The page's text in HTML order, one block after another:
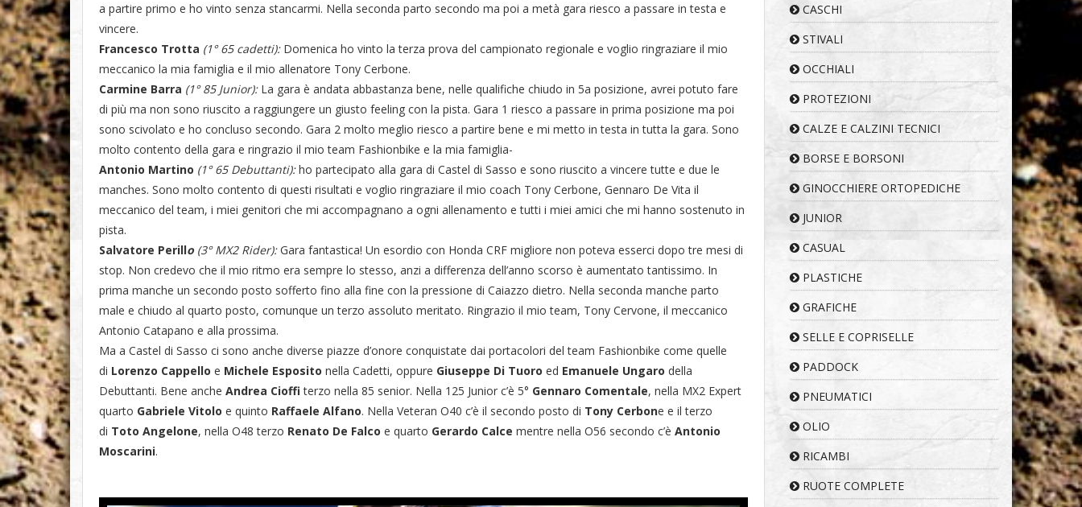
a partire primo e ho vinto senza stancarmi. Nella seconda parto secondo ma poi a metà gara riesco a passare in testa e
vincere.
Francesco Trotta (1° 65 cadetti):Domenica ho vinto la terza prova del campionato regionale e voglio ringraziare il mio
meccanico la mia famiglia e il mio allenatore Tony Cerbone.
Carmine Barra (1° 85 Junior):La gara è andata abbastanza bene, nelle qualifiche chiudo in 5a posizione, avrei potuto fare
di più ma non sono riuscito a raggiungere un giusto feeling con la pista. Gara 1 riesco a passare in prima posizione ma poi
sono scivolato e ho concluso secondo. Gara 2 molto meglio riesco a partire bene e mi metto in testa in tutta la gara. Sono
molto contento della gara e ringrazio il mio team Fashionbike e la mia famiglia-
Antonio Martino (1° 65 Debuttanti):ho partecipato alla gara di Castel di Sasso e sono riuscito a vincere tutte e due le
manches. Sono molto contento di questi risultati e voglio ringraziare il mio coach Tony Cerbone, Gennaro De Vita il
meccanico del team, i miei genitori che mi accompagnano a ogni allenamento e tutti i miei amici che mi hanno sostenuto in
pista.
Salvatore Perillo(3° MX2 Rider):Gara fantastica! Un esordio con Honda CRF migliore non poteva esserci dopo tre mesi di
stop. Non credevo che il mio ritmo era sempre lo stesso, anzi a differenza dell’anno scorso è aumentato tantissimo. In
prima manche un secondo posto sofferto fino alla fine con la pressione di Caiazzo dietro. Nella seconda manche parto
male e chiudo al quarto posto, comunque un terzo assoluto meritato. Ringrazio il mio team, Tony Cervone, il meccanico
Antonio Catapano e alla prossima.
Ma a Castel di Sasso ci sono anche diverse piazze d’onore conquistate dai portacolori del team Fashionbike come quelle
di Lorenzo Cappello e Michele Esposito nella Cadetti, oppure Giuseppe Di Tuoro ed Emanuele Ungaro della
Debuttanti. Bene anche Andrea Cioffi terzo nella 85 senior. Nella 125 Junior c’è 5° Gennaro Comentale, nella MX2 Expert
quarto Gabriele Vitolo e quinto Raffaele Alfano. Nella Veteran O40 c’è il secondo posto di Tony Cerbone e il terzo
di Toto Angelone, nella O48 terzo Renato De Falco e quarto Gerardo Calce mentre nella O56 secondo c’è Antonio
Moscarini.
CASCHI
STIVALI
OCCHIALI
PROTEZIONI
CALZE E CALZINI TECNICI
BORSE E BORSONI
GINOCCHIERE ORTOPEDICHE
JUNIOR
CASUAL
PLASTICHE
GRAFICHE
SELLE E COPRISELLE
PADDOCK
PNEUMATICI
OLIO
RICAMBI
RUOTE COMPLETE